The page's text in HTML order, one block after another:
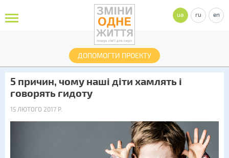
ДОПОМОГТИ ПРОЕКТУ
ua ru en
5 причин, чому наші діти хамлять і
говорять гидоту
15 ЛЮТОГО 2017 Р.